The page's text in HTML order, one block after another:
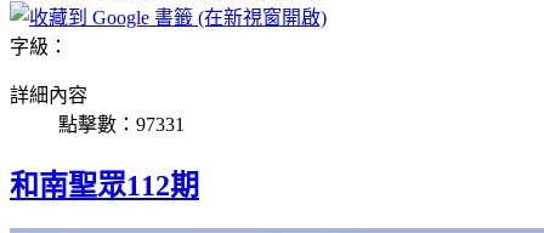
字級：
詳細內容
點擊數：97331
和南聖眾112期